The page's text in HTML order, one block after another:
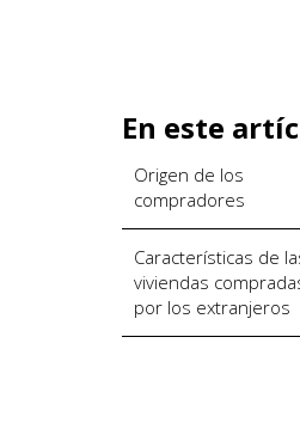
En este
Origen de los
compradores
Características de
viviendas
por los extranjeros